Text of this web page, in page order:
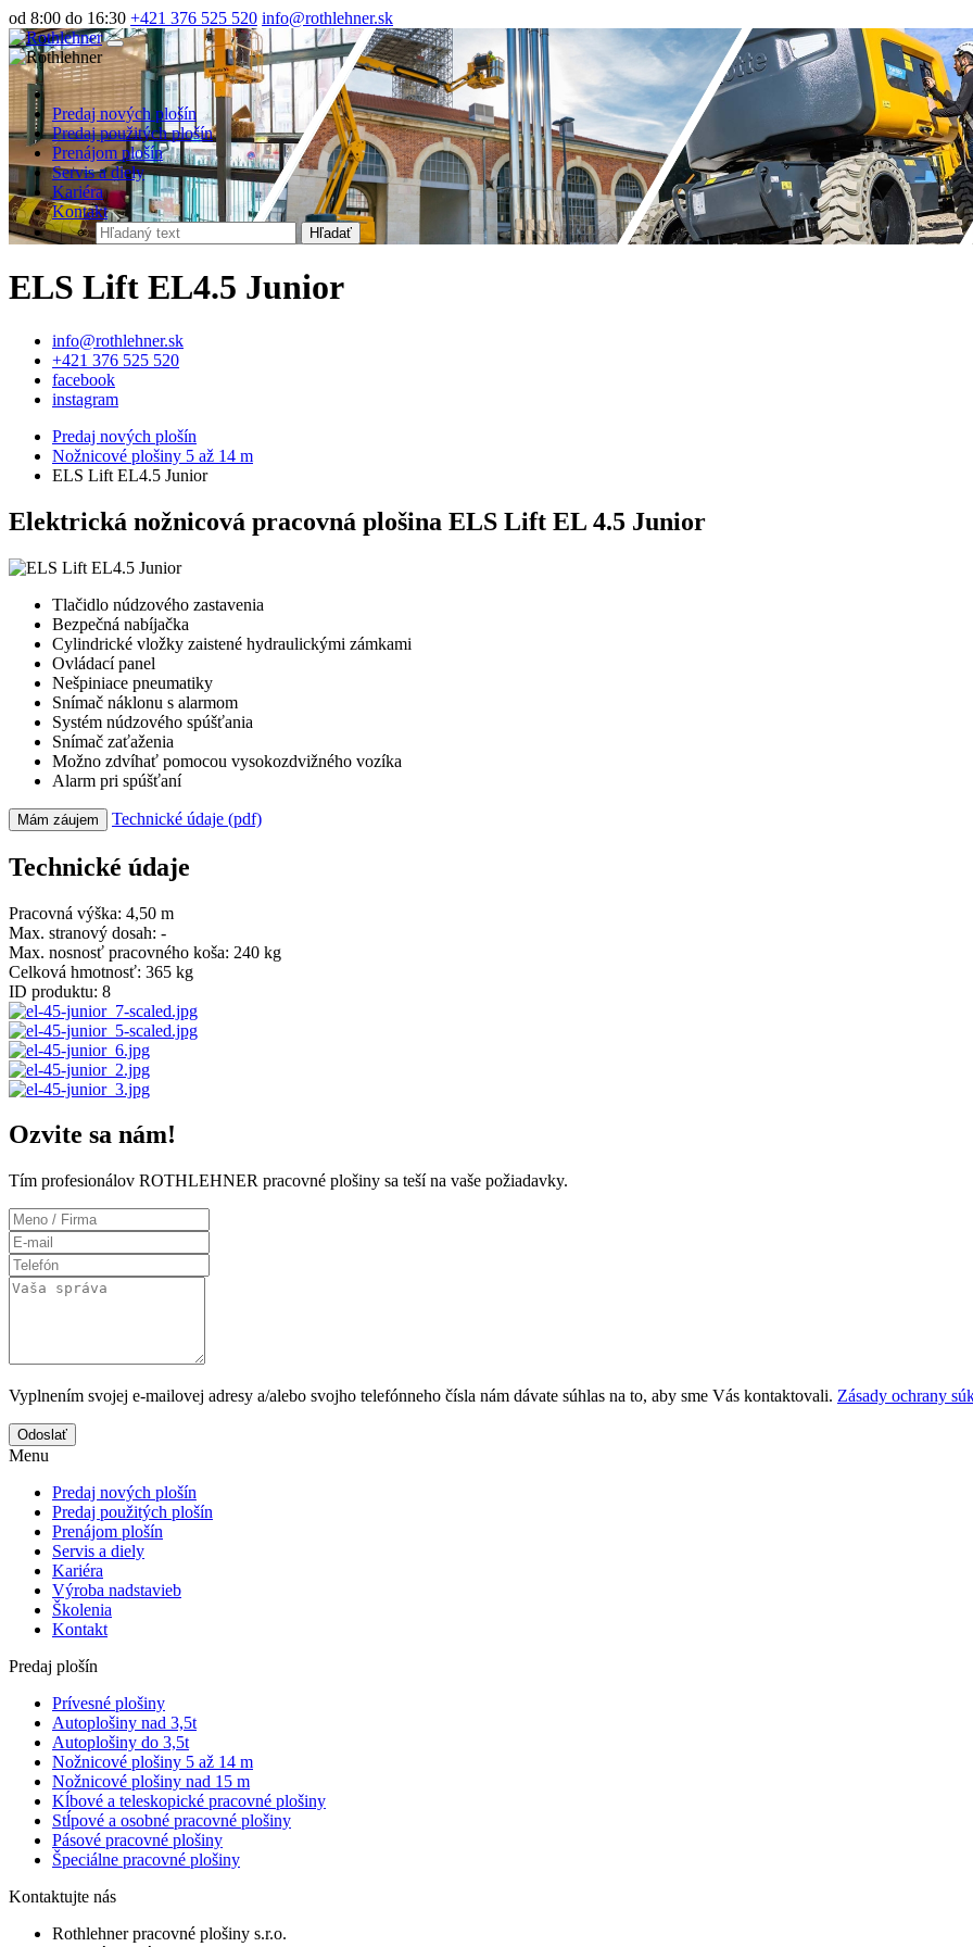
od 8:00 do 16:30 +421 376 525 520 info@rothlehner.sk
Predaj nových plošín
Predaj použitých plošín
Prenájom plošín
Servis a diely
Kariéra
Kontakt
Hľadať
ELS Lift EL4.5 Junior
info@rothlehner.sk
+421 376 525 520
facebook
instagram
Predaj nových plošín
Nožnicové plošiny 5 až 14 m
ELS Lift EL4.5 Junior
Elektrická nožnicová pracovná plošina ELS Lift EL 4.5 Junior
Tlačidlo núdzového zastavenia
Bezpečná nabíjačka
Cylindrické vložky zaistené hydraulickými zámkami
Ovládací panel
Nešpiniace pneumatiky
Snímač náklonu s alarmom
Systém núdzového spúšťania
Snímač zaťaženia
Možno zdvíhať pomocou vysokozdvižného vozíka
Alarm pri spúšťaní
Mám záujem Technické údaje (pdf)
Technické údaje
Pracovná výška: 4,50 m
Max. stranový dosah: -
Max. nosnosť pracovného koša: 240 kg
Celková hmotnosť: 365 kg
ID produktu: 8
Ozvite sa nám!
Tím profesionálov ROTHLEHNER pracovné plošiny sa teší na vaše požiadavky.
Vyplnením svojej e-mailovej adresy a/alebo svojho telefónneho čísla nám dávate súhlas na to, aby sme Vás kontaktovali. Zásady ochrany
Odoslať
Menu
Predaj nových plošín
Predaj použitých plošín
Prenájom plošín
Servis a diely
Kariéra
Výroba nadstavieb
Školenia
Kontakt
Predaj plošín
Prívesné plošiny
Autoplošiny nad 3,5t
Autoplošiny do 3,5t
Nožnicové plošiny 5 až 14 m
Nožnicové plošiny nad 15 m
Kĺbové a teleskopické pracovné plošiny
Stĺpové a osobné pracovné plošiny
Pásové pracovné plošiny
Špeciálne pracovné plošiny
Kontaktujte nás
Rothlehner pracovné plošiny s.r.o.